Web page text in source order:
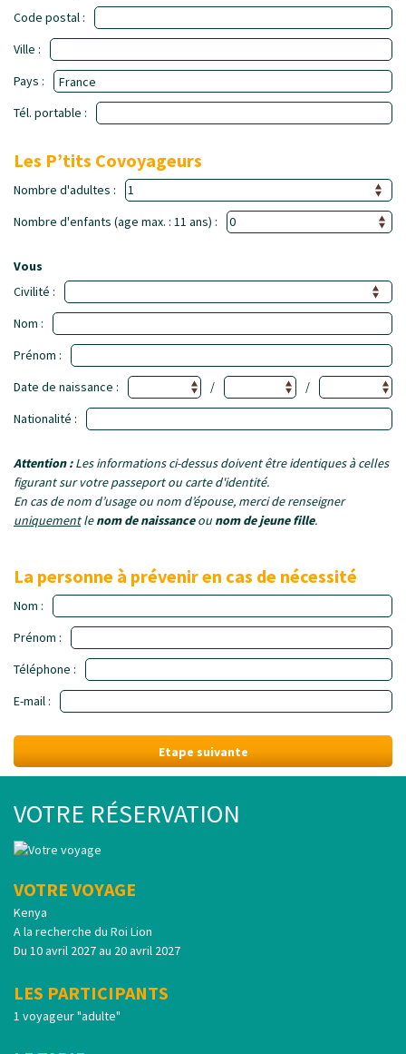
Code postal :
Ville :
Pays :
Tél. portable :
Les P’tits Covoyageurs
Nombre d'adultes :
Nombre d'enfants (age max. : 11 ans) :
Vous
Civilité :
Nom :
Prénom :
Date de naissance :
/
/
Nationalité :
Attention :Les informations ci-dessus doivent être identiques à celles
figurant sur votre passeport ou carte d'identité.
En cas de nom d’usage ou nom d’épouse, merci de renseigner
uniquementlenom de naissanceou nom de jeune fille.
La personne à prévenir en cas de nécessité
Nom :
Prénom :
Téléphone :
E-mail :
Etape suivante
VOTRE RÉSERVATION
VOTRE VOYAGE
Kenya
A la recherche du Roi Lion
Du 10 avril 2027 au 20 avril 2027
LES PARTICIPANTS
1 voyageur "adulte"